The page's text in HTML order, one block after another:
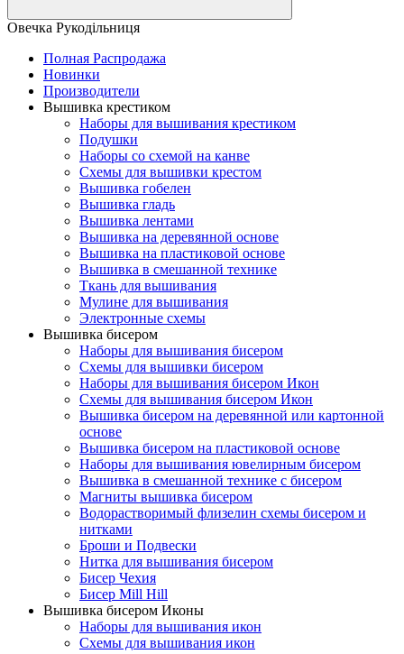
Овечка Рукодільниця
Полная Распродажа
Новинки
Производители
Вышивка крестиком
Наборы для вышивания крестиком
Подушки
Наборы со схемой на канве
Схемы для вышивки крестом
Вышивка гобелен
Вышивка гладь
Вышивка лентами
Вышивка на деревянной основе
Вышивка на пластиковой основе
Вышивка в смешанной технике
Ткань для вышивания
Мулине для вышивания
Электронные схемы
Вышивка бисером
Наборы для вышивания бисером
Схемы для вышивки бисером
Наборы для вышивания бисером Икон
Схемы для вышивания бисером Икон
Вышивка бисером на деревянной или картонной
основе
Вышивка бисером на пластиковой основе
Наборы для вышивания ювелирным бисером
Вышивка в смешанной технике с бисером
Магниты вышивка бисером
Водорастворимый флизелин схемы бисером и
нитками
Броши и Подвески
Нитка для вышивания бисером
Бисер Чехия
Бисер Mill Hill
Вышивка бисером Иконы
Наборы для вышивания икон
Схемы для вышивания икон